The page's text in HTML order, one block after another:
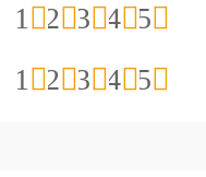
5
4
3
2
1
5
4
3
2
1